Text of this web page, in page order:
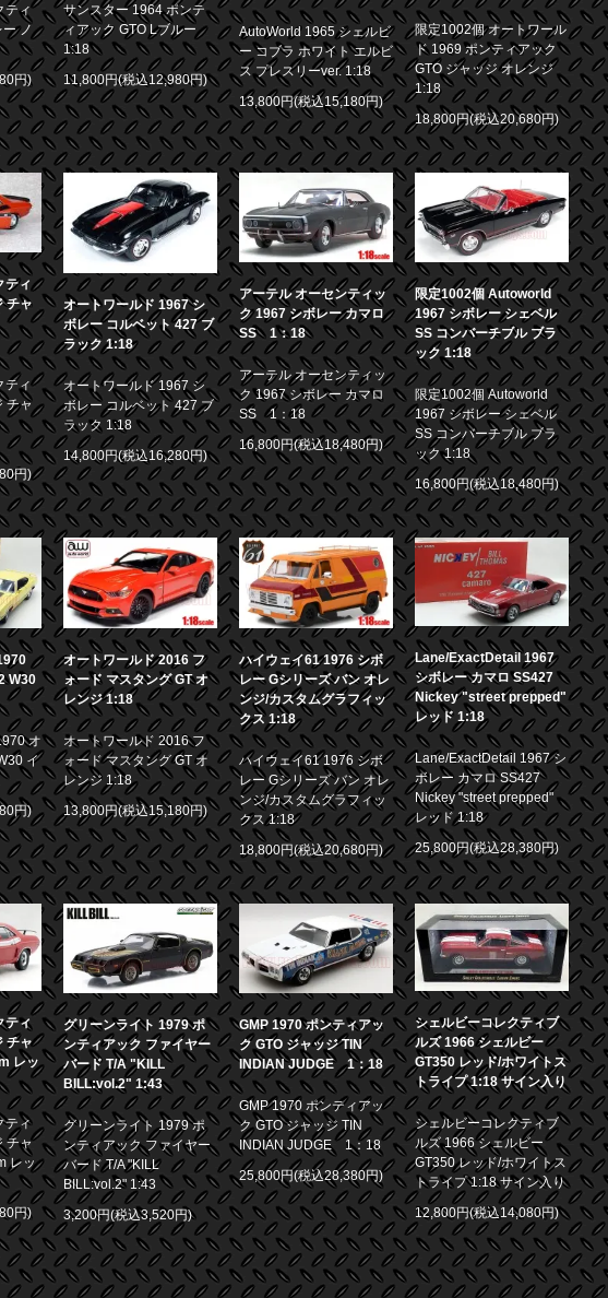
ティ
ノ
円)
サンスター 1964 ポンテ
ィアック GTO Lブルー
1:18
11,800円(税込12,980円)
AutoWorld 1965 シェルビ
ー コブラ ホワイト エルビ
ス プレスリーver. 1:18
13,800円(税込15,180円)
限定1002個 オートワール
ド 1969 ポンティアック
GTO ジャッジ オレンジ
1:18
18,800円(税込20,680円)
ティ
チャ
ティ
チャ
円)
オートワールド 1967 シ
ボレー コルベット 427 ブ
ラック 1:18
オートワールド 1967 シ
ボレー コルベット 427 ブ
ラック 1:18
14,800円(税込16,280円)
アーテル オーセンティッ
ク 1967 シボレー カマロ
SS 1：18
アーテル オーセンティッ
ク 1967 シボレー カマロ
SS 1：18
16,800円(税込18,480円)
限定1002個 Autoworld
1967 シボレー シェベル
SS コンバーチブル ブラ
ック 1:18
限定1002個 Autoworld
1967 シボレー シェベル
SS コンバーチブル ブラ
ック 1:18
16,800円(税込18,480円)
W30
オ
イ
円)
オートワールド 2016 フ
ォード マスタング GT オ
レンジ 1:18
オートワールド 2016 フ
ォード マスタング GT オ
レンジ 1:18
13,800円(税込15,180円)
ハイウェイ61 1976 シボ
レー Gシリーズ バン オレ
ンジ/カスタムグラフィッ
クス 1:18
ハイウェイ61 1976 シボ
レー Gシリーズ バン オレ
ンジ/カスタムグラフィッ
クス 1:18
18,800円(税込20,680円)
Lane/ExactDetail 1967
シボレー カマロ SS427
Nickey "street prepped"
レッド 1:18
Lane/ExactDetail 1967 シ
ボレー カマロ SS427
Nickey "street prepped"
レッド 1:18
25,800円(税込28,380円)
ティ
チャ
レッ
ティ
チャ
レッ
円)
グリーンライト 1979 ポ
ンティアック ファイヤー
バード T/A "KILL
BILL:vol.2" 1:43
グリーンライト 1979 ポ
ンティアック ファイヤー
バード T/A "KILL
BILL:vol.2" 1:43
3,200円(税込3,520円)
GMP 1970 ポンティアッ
ク GTO ジャッジ TIN
INDIAN JUDGE 1：18
GMP 1970 ポンティアッ
ク GTO ジャッジ TIN
INDIAN JUDGE 1：18
25,800円(税込28,380円)
シェルビーコレクティブ
ルズ 1966 シェルビー
GT350 レッド/ホワイトス
トライプ 1:18 サイン入り
シェルビーコレクティブ
ルズ 1966 シェルビー
GT350 レッド/ホワイトス
トライプ 1:18 サイン入り
12,800円(税込14,080円)